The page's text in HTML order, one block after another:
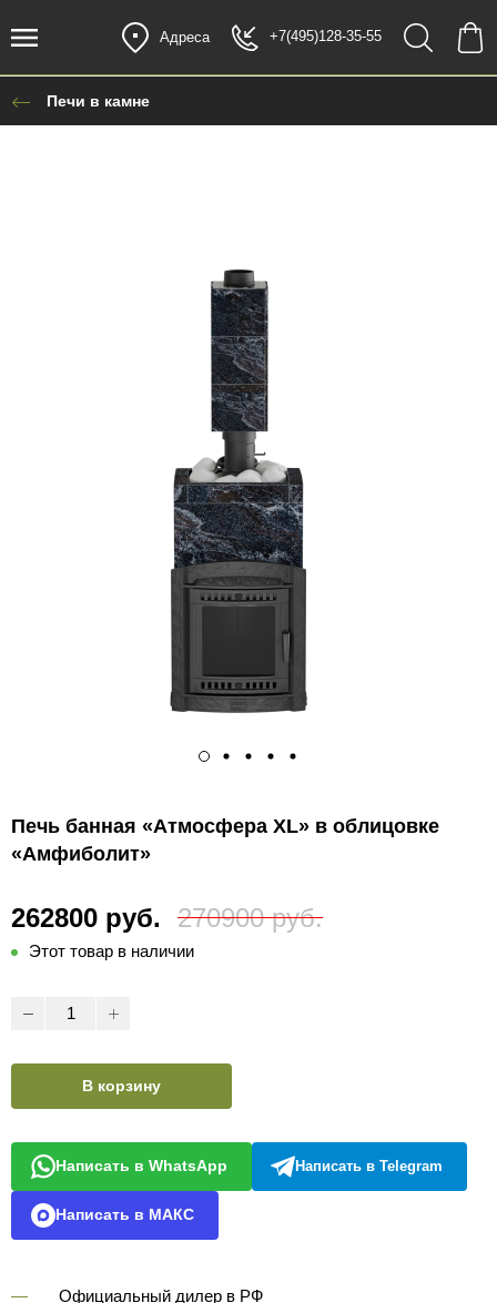
Адреса +7(495)128-35-55
Печи в камне
Печь банная «Атмосфера XL» в облицовке
«Амфиболит»
262800 руб. 270900 руб.
Этот товар в наличии
В корзину
Написать в WhatsApp Написать в Telegram
Написать в МАКС
Официальный дилер в РФ